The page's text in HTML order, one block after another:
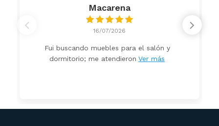
Macarena
16/07/2026
Fui buscando muebles para el salón y
dormitorio; me atendieron Ver más